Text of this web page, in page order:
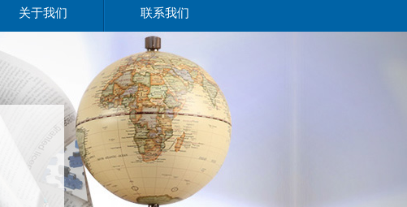
关于我们
经营范围
文化理念
公司实力
联系我们
联系方式
在线留言